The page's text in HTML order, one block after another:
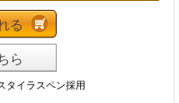
る
ら
タイラスペン採用